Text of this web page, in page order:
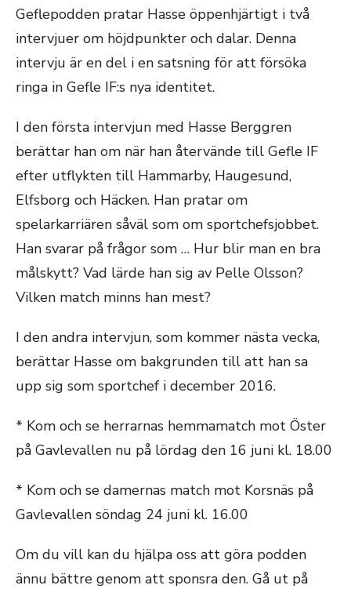
Geflepodden pratar Hasse öppenhjärtigt i två
intervjuer om höjdpunkter och dalar. Denna
intervju är en del i en satsning för att försöka
ringa in Gefle IF:s nya identitet.
I den första intervjun med Hasse Berggren
berättar han om när han återvände till Gefle IF
efter utflykten till Hammarby, Haugesund,
Elfsborg och Häcken. Han pratar om
spelarkarriären såväl som om sportchefsjobbet.
Han svarar på frågor som … Hur blir man en bra
målskytt? Vad lärde han sig av Pelle Olsson?
Vilken match minns han mest?
I den andra intervjun, som kommer nästa vecka,
berättar Hasse om bakgrunden till att han sa
upp sig som sportchef i december 2016.
* Kom och se herrarnas hemmamatch mot Öster
på Gavlevallen nu på lördag den 16 juni kl. 18.00
* Kom och se damernas match mot Korsnäs på
Gavlevallen söndag 24 juni kl. 16.00
Om du vill kan du hjälpa oss att göra podden
ännu bättre genom att sponsra den. Gå ut på